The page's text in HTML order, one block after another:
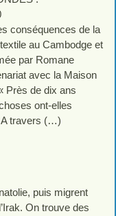
conséquences de la
au Cambodge et
par Romane
avec la Maison
Près de dix ans
ont-elles
A travers (…)
puis migrent
On trouve des